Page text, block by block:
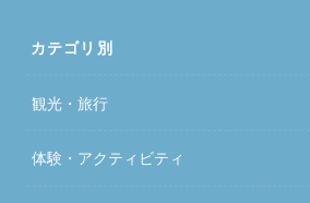
カテゴリ別
観光・旅行
体験・アクティビティ